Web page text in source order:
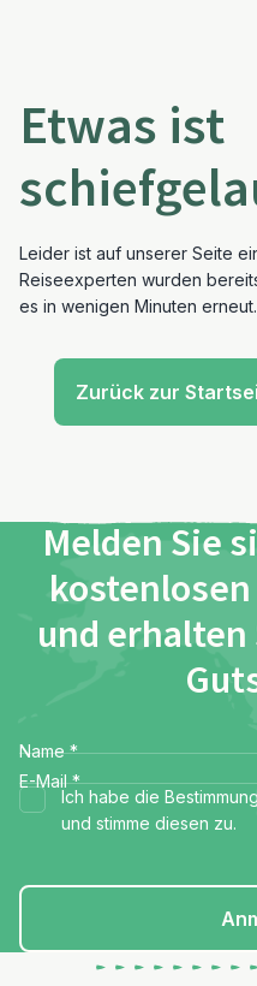
Etwas ist
Leider ist auf unserer Seite
Reiseexperten wurden
es in wenigen Minuten erneut.
Zurück zur
Melden Sie
und erhalten
Name *
E-Mail *
Ich habe die
und stimme diesen zu.